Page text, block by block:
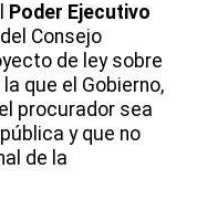
Poder Ejecutivo
Consejo
de ley sobre
la que el Gobierno,
procurador sea
y que no
de la